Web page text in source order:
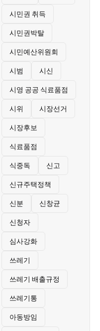
시민권 취득
시민권박탈
시민예산위원회
시범 시신
시영 공공 식료품점
시위 시장선거
시장후보
식료품점
식중독 신고
신규주택정책
신분 신창균
신청자
심사강화
쓰레기
쓰레기 배출규정
쓰레기통
아동방임